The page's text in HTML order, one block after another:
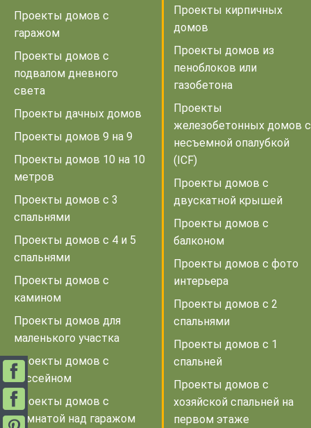
Проекты домов с
гаражом
Проекты домов с
подвалом дневного
света
Проекты дачных домов
Проекты домов 9 на 9
Проекты домов 10 на 10
метров
Проекты домов с 3
спальнями
Проекты домов с 4 и 5
спальнями
Проекты домов с
камином
Проекты домов для
маленького участка
Проекты домов с
бассейном
Проекты домов с
комнатой над гаражом
Проекты кирпичных
домов
Проекты домов из
пеноблоков или
газобетона
Проекты
железобетонных домов с
несъемной опалубкой
(ICF)
Проекты домов с
двускатной крышей
Проекты домов с
балконом
Проекты домов с фото
интерьера
Проекты домов с 2
спальнями
Проекты домов с 1
спальней
Проекты домов с
хозяйской спальней на
первом этаже